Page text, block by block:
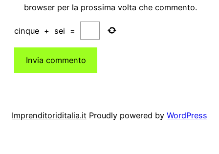
browser per la prossima volta che commento.
cinque + sei =
Imprenditoriditalia.it Proudly powered by WordPress